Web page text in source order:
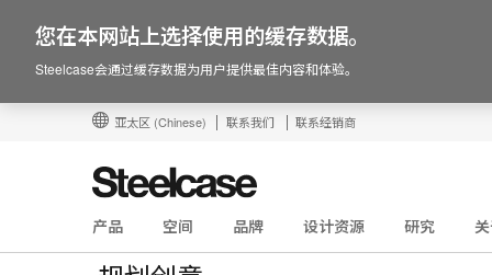
亚太区 (Chinese) 联系我们 联系经销商
产品 空间 品牌 设计资源 研究
您在本网站上选择使用的缓存数据。
Steelcase会通过缓存数据为用户提供最佳内容和体验。